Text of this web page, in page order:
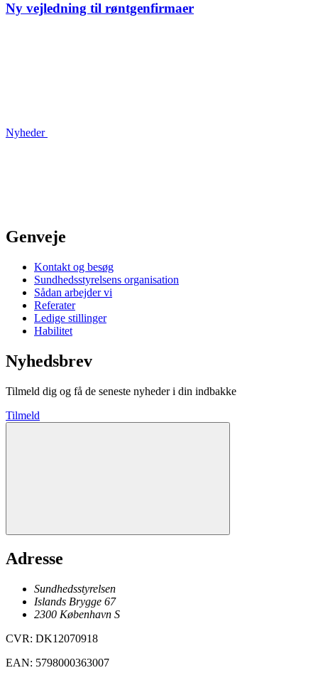
Ny vejledning til røntgenfirmaer
Nyheder
Genveje
Kontakt og besøg
Sundhedsstyrelsens organisation
Sådan arbejder vi
Referater
Ledige stillinger
Habilitet
Nyhedsbrev
Tilmeld dig og få de seneste nyheder i din indbakke
Tilmeld
Adresse
Sundhedsstyrelsen
Islands Brygge 67
2300 København S
CVR: DK12070918
EAN: 5798000363007